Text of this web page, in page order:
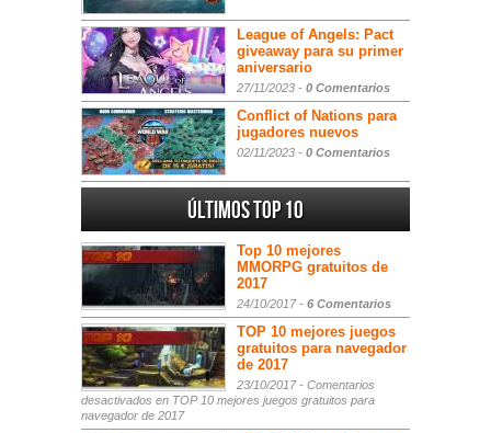
League of Angels: Pact
giveaway para su primer
aniversario
27/11/2023 - 0 Comentarios
Conflict of Nations para
jugadores nuevos
02/11/2023 - 0 Comentarios
Últimos Top 10
Top 10 mejores
MMORPG gratuitos de
2017
24/10/2017 - 6 Comentarios
TOP 10 mejores juegos
gratuitos para navegador
de 2017
23/10/2017 - Comentarios
desactivados en TOP 10 mejores juegos gratuitos para
navegador de 2017